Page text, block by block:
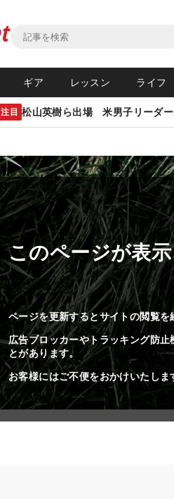
ギア レッスン ライフ
注目 松山英樹ら出場 米男子リーダ
このページが表
ページを更新するとサイトの閲覧
広告ブロッカーやトラッキング防
とがあります。
お客様にはご不便をおかけいたし